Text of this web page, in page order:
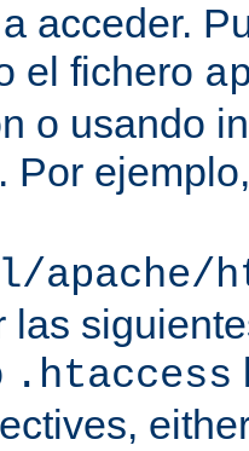
acceder.
el fichero
o usando
. Por
apache/
las
.htaccess